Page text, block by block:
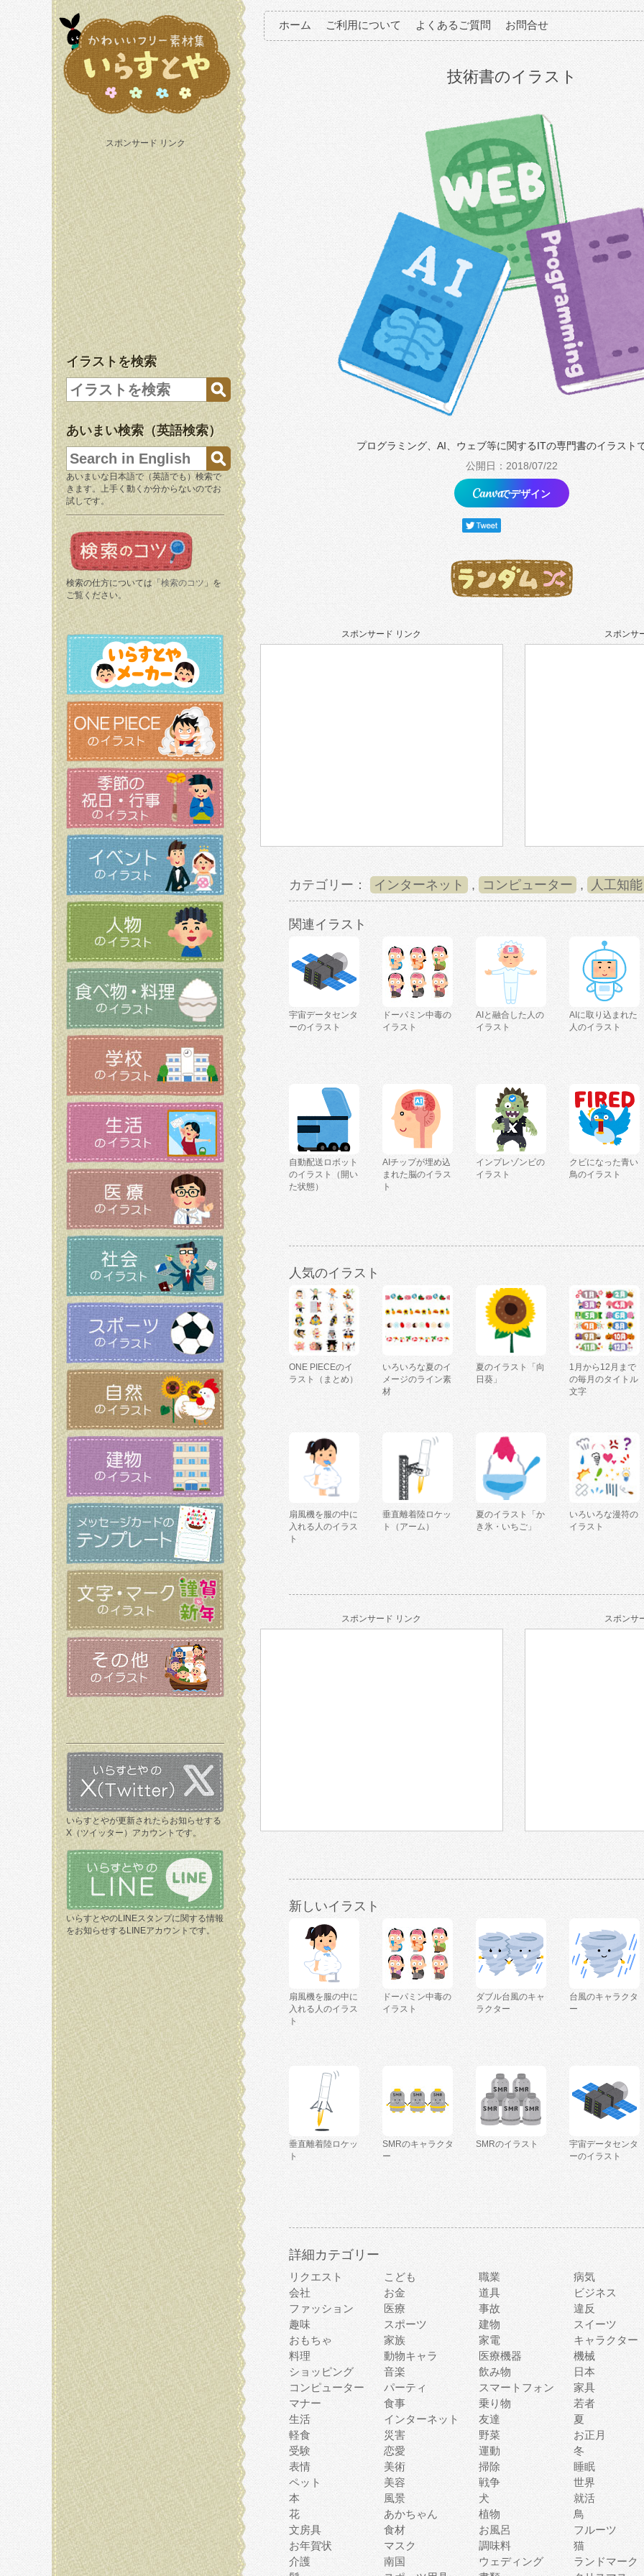
スポンサード リンク
イラストを検索
あいまい検索（英語検索）
あいまいな日本語で（英語でも）検索で
きます。上手く動くか分からないのでお
試しです。
検索の仕方については「 検索のコツ 」を
ご覧ください。
いらすとやが更新されたらお知らせする
X（ツイッター）アカウントです。
いらすとやのLINEスタンプに関する情報
をお知らせするLINEアカウントです。
ホーム ご利用について よくあるご質問 お問合せ
技術書のイラスト
プログラミング、AI、ウェブ等に関するITの専門書のイラスト
公開日：2018/07/22
でデザイン
スポンサード リンク スポンサ
カテゴリー： インターネット , コンピューター , 人工知能
関連イラスト
宇宙データセンタ
ーのイラスト
ドーパミン中毒の
イラスト
AIと融合した人の
イラスト
AIに取り込まれた
人のイラスト
自動配送ロボット
のイラスト（開い
た状態）
AIチップが埋め込
まれた脳のイラス
ト
インプレゾンビの
イラスト
クビになった青い
鳥のイラスト
人気のイラスト
ONE PIECEのイ
ラスト（まとめ）
いろいろな夏のイ
メージのライン素
材
夏のイラスト「向
日葵」
1月から12月まで
の毎月のタイトル
文字
扇風機を服の中に
入れる人のイラス
ト
垂直離着陸ロケッ
ト（アーム）
夏のイラスト「か
き氷・いちご」
いろいろな漫符の
イラスト
スポンサード リンク スポンサ
新しいイラスト
扇風機を服の中に
入れる人のイラス
ト
ドーパミン中毒の
イラスト
ダブル台風のキャ
ラクター
台風のキャラクタ
ー
垂直離着陸ロケッ
ト
SMRのキャラクタ
ー
SMRのイラスト
宇宙データセンタ
ーのイラスト
詳細カテゴリー
リクエスト こども 職業
病気
会社
お金 道具
ビジネス
ファッション
医療 事故
違反
趣味
スポーツ 建物
スイーツ
おもちゃ
家族 家電
キャラクター
料理
動物キャラ 医療機器
機械
ショッピング
音楽 飲み物
日本
コンピューター
パーティ スマートフォン
家具
マナー
食事 乗り物
若者
生活
インターネット 友達
夏
軽食
災害 野菜
お正月
受験
恋愛 運動
冬
表情
美術 掃除
睡眠
ペット
美容 戦争
世界
本
風景 犬
就活
花
あかちゃん 植物
鳥
文房具
食材 お風呂
フルーツ
お年賀状
マスク 調味料
猫
介護
南国 ウェディング
ランドマーク